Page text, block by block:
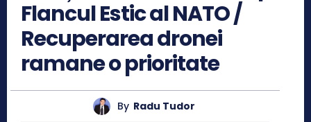
Flancul Estic al NATO /
Recuperarea dronei
ramane o prioritate
By Radu Tudor